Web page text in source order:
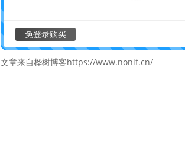
免登录购买
文章来自桦树博客https://www.nonif.cn/